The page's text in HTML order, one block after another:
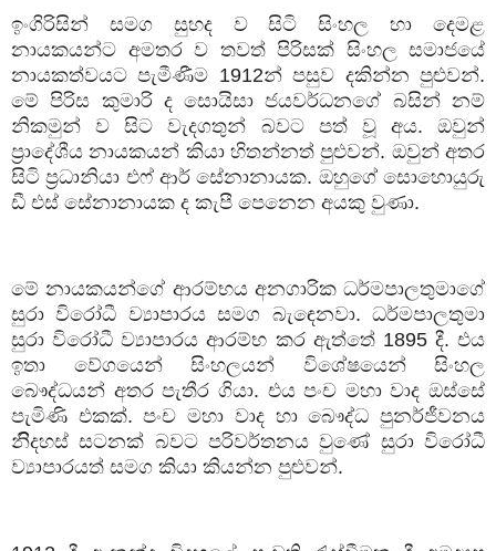
ඉංගිරිසින් සමග සුහද ව සිටි සිංහල හා දෙමළ
නායකයන්ට අමතර ව තවත් පිරිසක් සිංහල සමාජයේ
නායකත්වයට පැමීණීම 1912න් පසුව දකින්න පුළුවන්.
මේ පිරිස කුමාරි ද සොයිසා ජයවර්ධනගේ බසින් නම්
නිකමුන් ව සිට වැදගතුන් බවට පත් වූ අය. ඔවුන්
ප්‍රාදේශීය නායකයන් කියා හිතන්නත් පුළුවන්. ඔවුන් අතර
සිටි ප්‍රධානියා එෆ් ආර් සේනානායක. ඔහුගේ සොහොයුරු
ඩී එස් සේනානායක ද කැපී පෙනෙන අයකු වුණා.
මේ නායකයන්ගේ ආරම්භය අනගාරික ධර්මපාලතුමාගේ
සුරා විරෝධී ව්‍යාපාරය සමග බැඳෙනවා. ධර්මපාලතුමා
සුරා විරෝධී ව්‍යාපාරය ආරම්භ කර ඇත්තේ 1895 දී. එය
ඉතා වේගයෙන් සිංහලයන් විශේෂයෙන් සිංහල
බෞද්ධයන් අතර පැතීර ගියා. එය පංච මහා වාද ඔස්සේ
පැමිණි එකක්. පංච මහා වාද හා බෞද්ධ පුනර්ජීවනය
නිිදහස් සටනක් බවට පරිවර්තනය වුණේ සුරා විරෝධී
ව්‍යාපාරයත් සමග කියා කියන්න පුළුවන්.